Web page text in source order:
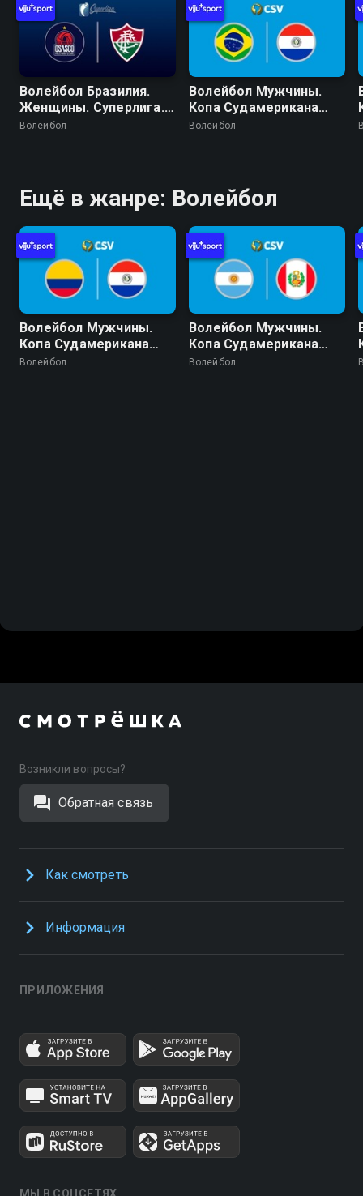
Волейбол Бразилия.
Женщины. Суперлига.
Регулярный сезон
Волейбол
Волейбол Мужчины.
Копа Судамерикана
2026 (Кочабамба,
Волейбол
Ещё в жанре: Волейбол
Волейбол Мужчины.
Копа Судамерикана
2026 (Кочабамба,
Волейбол
Волейбол Мужчины.
Копа Судамерикана
2026 (Кочабамба,
Волейбол
Возникли вопросы?
Обратная связь
Как смотреть
Информация
ПРИЛОЖЕНИЯ